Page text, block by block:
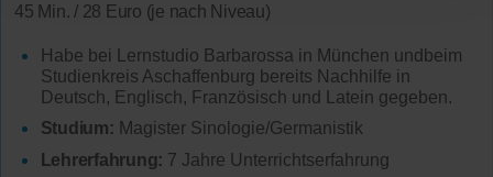
45 Min. / 28 Euro (je nach Niveau)
Habe bei Lernstudio Barbarossa in München undbeim
Studienkreis Aschaffenburg bereits Nachhilfe in
Deutsch, Englisch, Französisch und Latein gegeben.
Studium: Magister Sinologie/Germanistik
Lehrerfahrung: 7 Jahre Unterrichtserfahrung